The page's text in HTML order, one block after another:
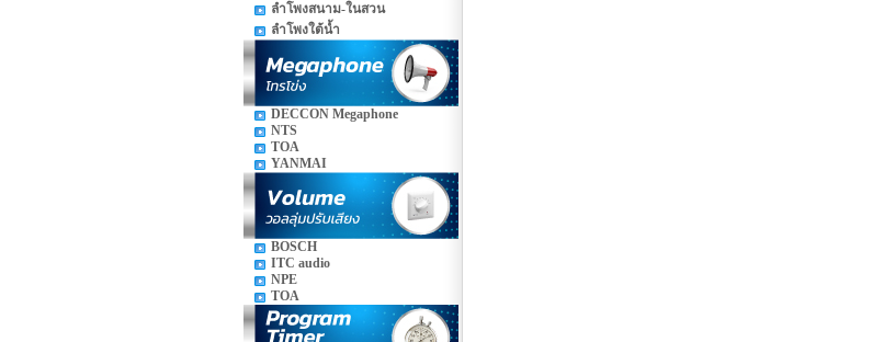
ลำโพงสนาม-ในสวน
ลำโพงใต้น้ำ
DECCON Megaphone
NTS
TOA
YANMAI
BOSCH
ITC audio
NPE
TOA